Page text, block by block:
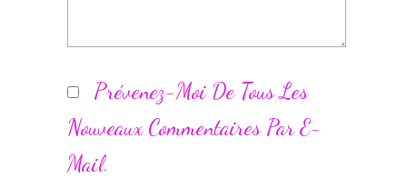
Prévenez-Moi De Tous Les
Nouveaux Commentaires Par E-
Mail.